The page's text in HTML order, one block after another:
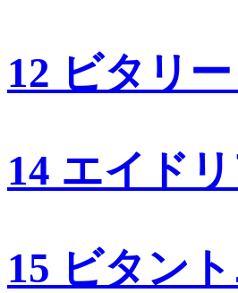
12 ビタリ
14 エイド
15 ビタン